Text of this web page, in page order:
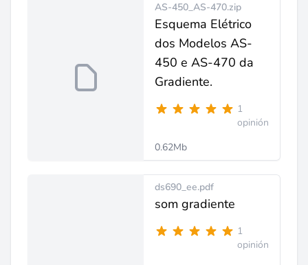
AS-450_AS-470.zip
Esquema Elétrico
dos Modelos AS-
450 e AS-470 da
Gradiente.
1
opinión
0.62Mb
ds690_ee.pdf
som gradiente
1
opinión